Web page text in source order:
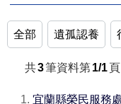
全部 遺孤認養
共3筆資料第1/1頁
1. 宜蘭縣榮民服務